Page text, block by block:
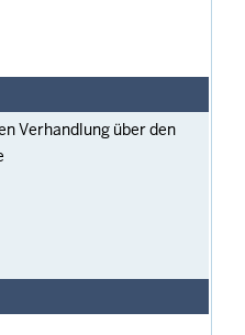
Verhandlung über den